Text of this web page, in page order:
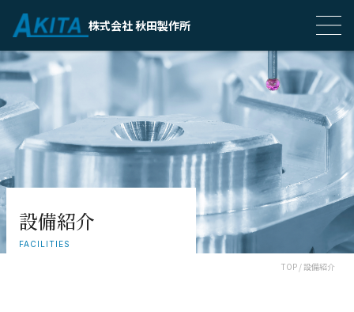
株式会社 秋田製作所
設備紹介
FACILITIES
TOP / 設備紹介